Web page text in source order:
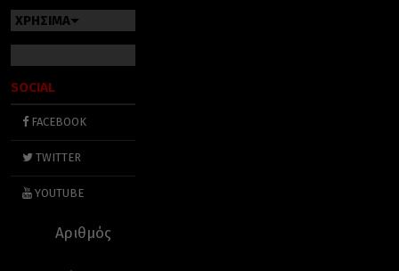
ΧΡΗΣΙΜΑ
SOCIAL
FACEBOOK
TWITTER
YOUTUBE
Αριθμός